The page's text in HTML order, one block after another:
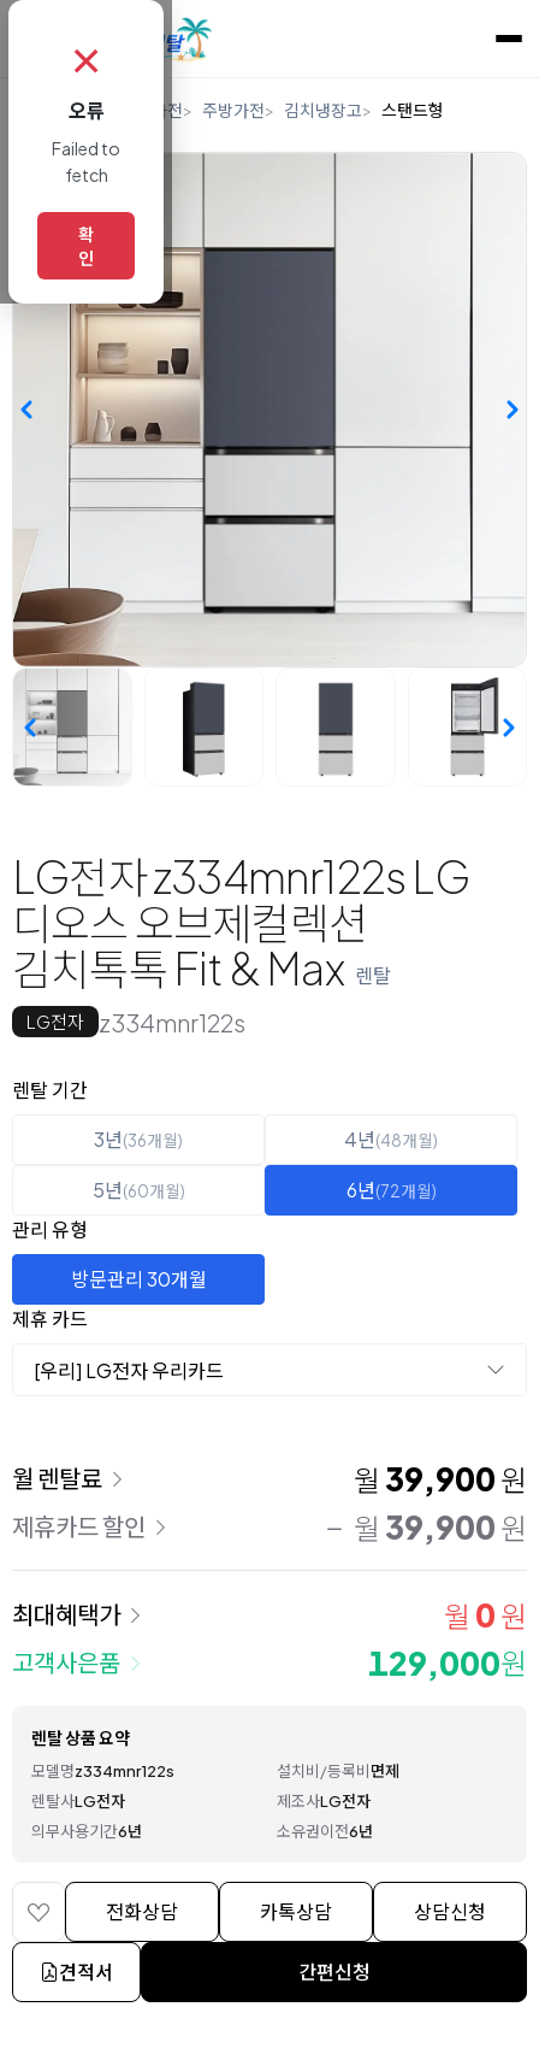
렌탈 디지털/가전 주방가전 김치냉장고 스탠드형
LG전자 z334mnr122s LG
디오스 오브제컬렉션
김치톡톡 Fit & Max 렌탈
LG전자 z334mnr122s
옵션 선택
렌탈 선택
렌탈 기간
3년(36개월) 4년(48개월)
5년(60개월) 6년(72개월)
관리 유형
방문관리 30개월
제휴 카드
[우리] LG전자 우리카드
이용 요금
월 렌탈료 월 39,900 원
제휴카드 할인 월 39,900 원
최대혜택가 월 0 원
고객사은품 129,000원
렌탈 상품 요약
모델명z334mnr122s 설치비/등록비면제
렌탈사LG전자 제조사LG전자
의무사용기간6년 소유권이전6년
전화상담 카톡상담 상담신청
견적서 간편신청
✗
오류
Failed to
fetch
확
인